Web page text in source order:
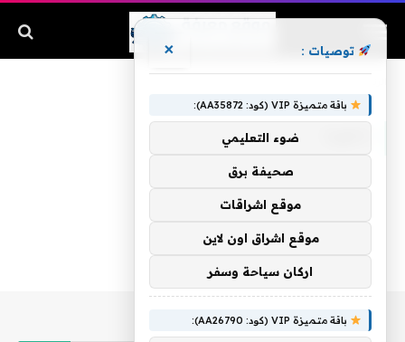
توصيات : ×
باقة متميزة VIP (كود: AA35872):
ضوء التعليمي
صحيفة برق
موقع اشراقات
موقع اشراق اون لاين
اركان سياحة وسفر
باقة متميزة VIP (كود: AA26790):